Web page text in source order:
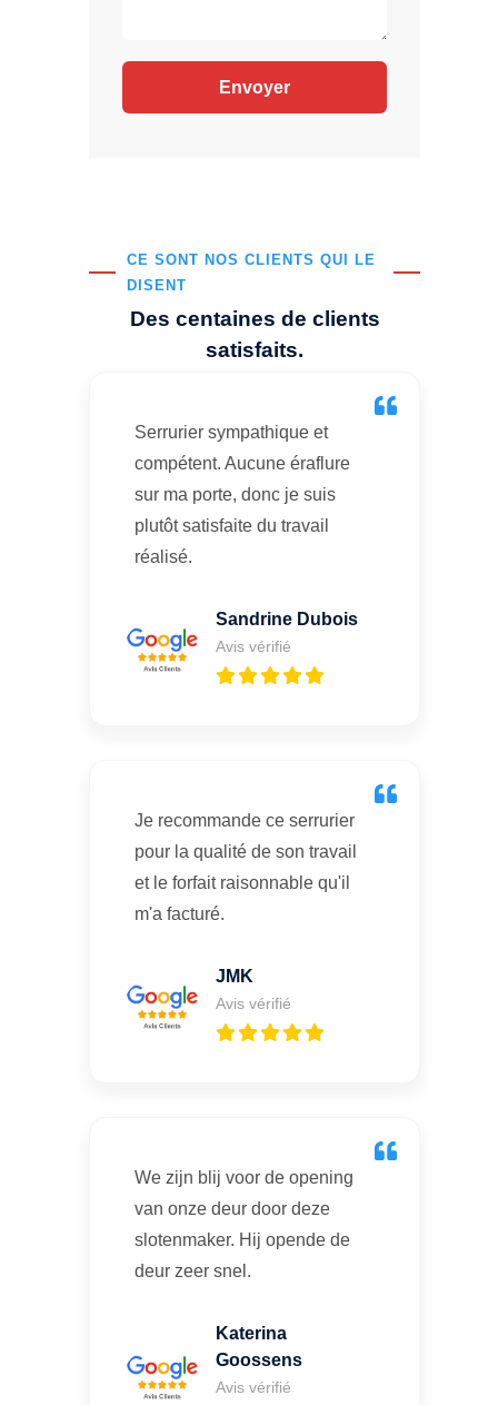
CE SONT NOS CLIENTS QUI LE
DISENT
Des centaines de clients
satisfaits.
Serrurier sympathique et
compétent. Aucune éraflure
sur ma porte, donc je suis
plutôt satisfaite du travail
réalisé.
Sandrine Dubois
Avis vérifié
Je recommande ce serrurier
pour la qualité de son travail
et le forfait raisonnable qu'il
m'a facturé.
JMK
Avis vérifié
We zijn blij voor de opening
van onze deur door deze
slotenmaker. Hij opende de
deur zeer snel.
Katerina
Goossens
Avis vérifié